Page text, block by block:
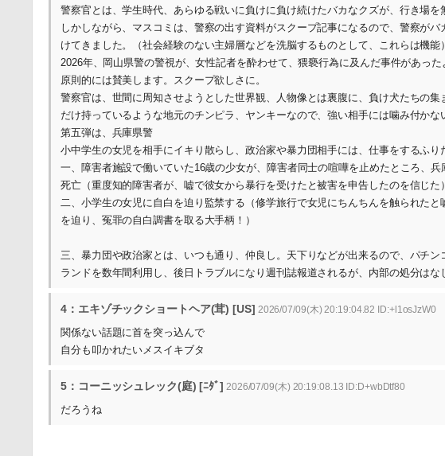
警察官とは、学生時代、あらゆる戦いに負けに負け続けたバカなクズが、行き場を
しかしながら、マスコミは、警察の出す資料がスクープ記事になるので、警察が
けてきました。（社会経験のない主婦層などを洗脳するものとして、これらは機能）
2026年、岡山県警の警視が、女性記者を酔わせて、猥褻行為に及んだ事件があっ
原則的には賛美します。スクープ欲しさに。
警察官は、世間に周知させようとした世界観、人物像とは裏腹に、負け犬たちの
だけ持っているような地元のチンピラ、ヤンキーなので、強い相手には噛み付かな
第五弾は、兵庫県警
小中学生の女児を相手にイキり散らし、政治家や暴力団相手には、仕事をするふり
一、障害者施設で働いていた16歳の少女が、障害者同士の喧嘩を止めたところ、
死亡（重度知的障害者が、嘘で彼女から暴行を受けたと被害を申告したのを信じた
二、小学生の女児に自白を迫り監禁する（修学旅行で女児にちんちんを触られた
を迫り、冤罪の自白調書を取る大手柄！）
三、暴力団や政治家とは、いつも通り、仲良し。天下りなどが出来るので、パチ
ランドを数年間利用し、後日トラブルになり週刊誌報道されるが、内部の処分はな
4：エキゾチックショートヘア(茸) [US] 2026/07/09(木) 20:19:04.82 ID:+l1osJzW0
関係ない話題に首を突っ込んで
自分も叩かれたいメスイキブタ
5：コーニッシュレック(庭) [ﾆﾀﾞ] 2026/07/09(木) 20:19:08.13 ID:D+wbDtf80
だろうね